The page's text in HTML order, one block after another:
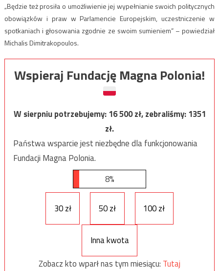
„Będzie też prosiła o umożliwienie jej wypełnianie swoich politycznych
obowiązków i praw w Parlamencie Europejskim, uczestniczenie w
spotkaniach i głosowania zgodnie ze swoim sumieniem” – powiedział
Michalis Dimitrakopoulos.
Wspieraj Fundację Magna Polonia!
W sierpniu potrzebujemy:16 500zł, zebraliśmy:1351
zł.
Państwa wsparcie jest niezbędne dla funkcjonowania
Fundacji Magna Polonia.
8%
30 zł 50 zł 100 zł
Inna kwota
Zobacz kto wparł nas tym miesiącu: Tutaj